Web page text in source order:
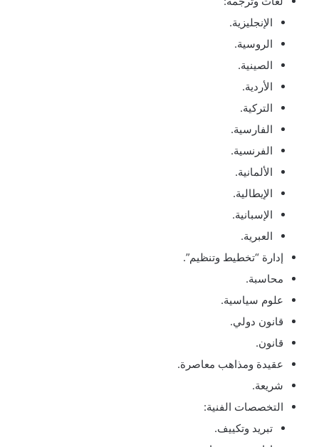
الإنجليزية.
الروسية.
الصينية.
الأردية.
التركية.
الفارسية.
الفرنسية.
الألمانية.
الإيطالية.
الإسبانية.
العبرية.
إدارة “تخطيط وتنظيم”.
محاسبة.
علوم سياسية.
قانون دولي.
قانون.
عقيدة ومذاهب معاصرة.
شريعة.
التخصصات الفنية:
تبريد وتكييف.